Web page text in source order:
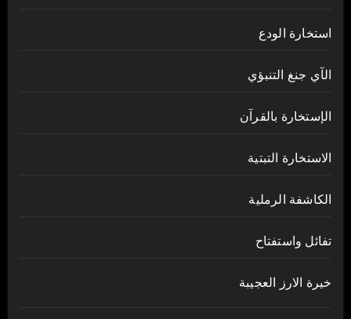
استخارة الودع
الآي جنغ التنبؤي
الإستخارة بالقرآن
الاستخارة التبتية
الكاشفة الرملية
تفائل واستفتاح
خيرة الارز العجيبة